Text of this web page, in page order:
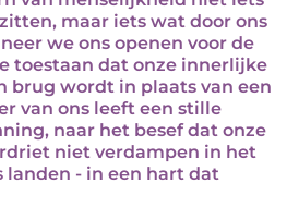
maar iets wat door ons
we ons openen voor de
toestaan dat onze innerlijke
brug wordt in plaats van een
van ons leeft een stille
naar het besef dat onze
niet verdampen in het
landen - in een hart dat